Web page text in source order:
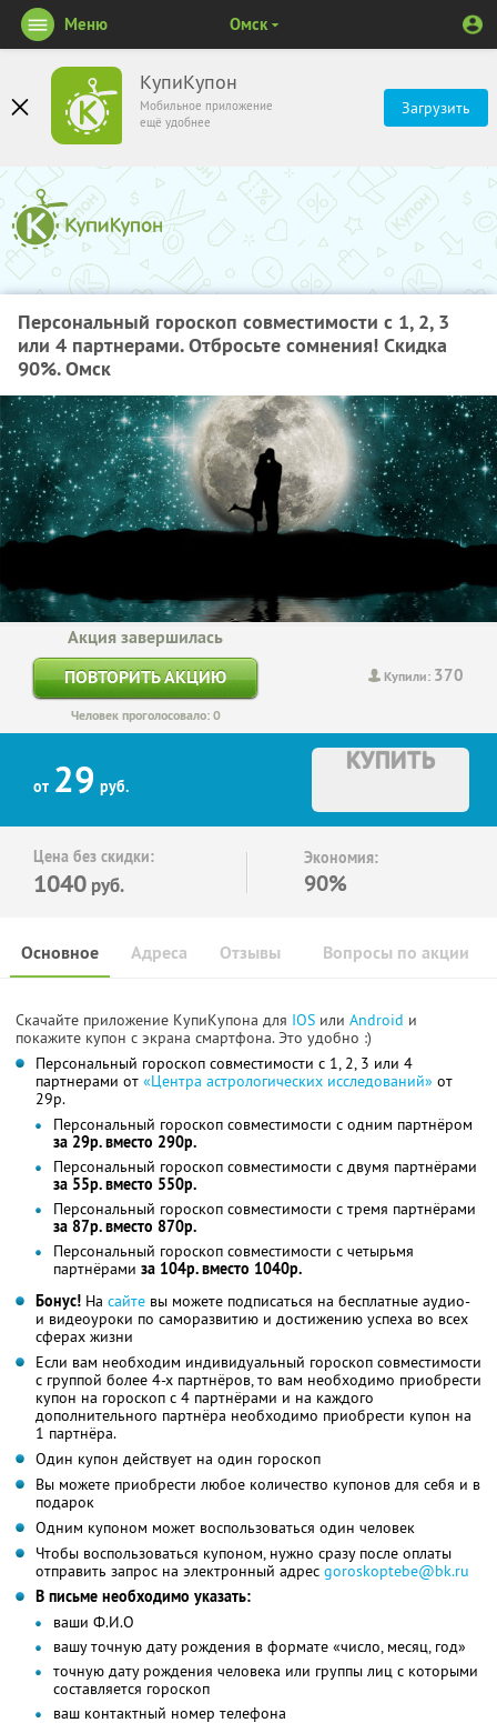
КупиКупон
Мобильное приложение
ещё удобнее
Загрузить
Меню Омск
Персональный гороскоп совместимости с 1, 2, 3
или 4 партнерами. Отбросьте сомнения! Скидка
90%. Омск
Купили: 370
Акция завершилась
ПОВТОРИТЬ АКЦИЮ
Человек проголосовало: 0
от 29 руб.
КУПИТЬ
Цена без скидки:
1040 руб.
Экономия:
90%
Основное Отзывы Вопросы по акции
Адреса
Скачайте приложение КупиКупона для IOS или Android и
покажите купон с экрана смартфона. Это удобно :)
Персональный гороскоп совместимости с 1, 2, 3 или 4
партнерами от «Центра астрологических исследований» от
29р.
Персональный гороскоп совместимости с одним партнёром
за 29р. вместо 290р.
Персональный гороскоп совместимости с двумя партнёрами
за 55р. вместо 550р.
Персональный гороскоп совместимости с тремя партнёрами
за 87р. вместо 870р.
Персональный гороскоп совместимости с четырьмя
партнёрами за 104р. вместо 1040р.
Бонус! На сайте вы можете подписаться на бесплатные аудио-
и видеоуроки по саморазвитию и достижению успеха во всех
сферах жизни
Если вам необходим индивидуальный гороскоп совместимости
с группой более 4-х партнёров, то вам необходимо приобрести
купон на гороскоп с 4 партнёрами и на каждого
дополнительного партнёра необходимо приобрести купон на
1 партнёра.
Один купон действует на один гороскоп
Вы можете приобрести любое количество купонов для себя и в
подарок
Одним купоном может воспользоваться один человек
Чтобы воспользоваться купоном, нужно сразу после оплаты
отправить запрос на электронный адрес goroskoptebe@bk.ru
В письме необходимо указать:
ваши Ф.И.О
вашу точную дату рождения в формате «число, месяц, год»
точную дату рождения человека или группы лиц с которыми
составляется гороскоп
ваш контактный номер телефона